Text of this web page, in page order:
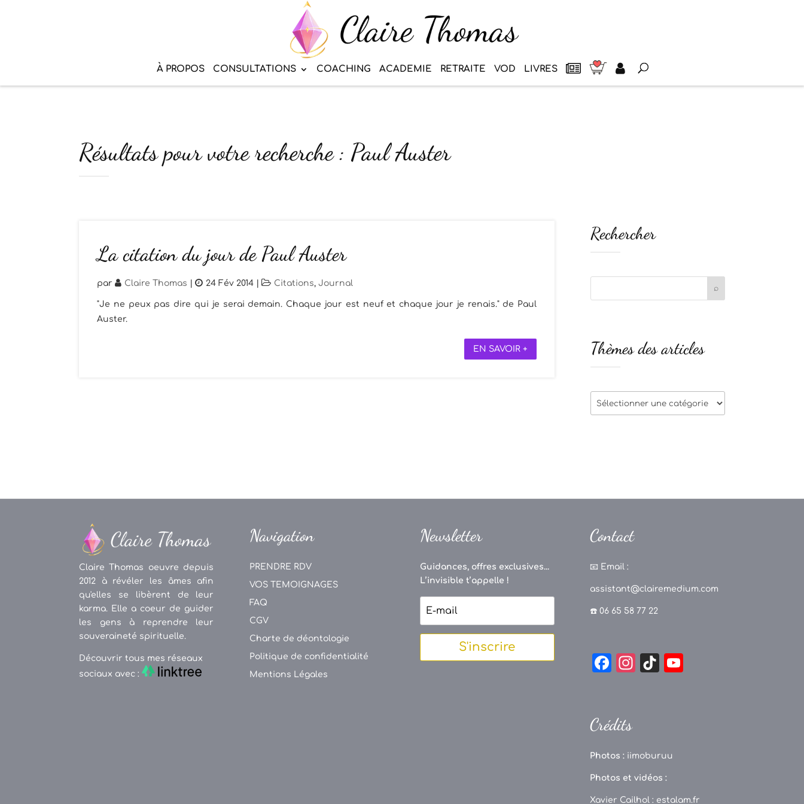
À PROPOS CONSULTATIONS COACHING ACADEMIE RETRAITE VOD LIVRES
Résultats pour votre recherche : Paul Auster
La citation du jour de Paul Auster
par Claire Thomas | 24 Fév 2014 | Citations, Journal
"Je ne peux pas dire qui je serai demain. Chaque jour est neuf et chaque jour je renais." de Paul
Auster.
EN SAVOIR +
Rechercher
Thèmes des articles
Thèmes
des
Claire Thomas oeuvre depuis
2012 à révéler les âmes afin
qu'elles se libèrent de leur
karma. Elle a coeur de guider
les gens à reprendre leur
souveraineté spirituelle.
Découvrir tous mes réseaux
sociaux avec :
Navigation
PRENDRE RDV
VOS TEMOIGNAGES
FAQ
CGV
Charte de déontologie
Politique de confidentialité
Mentions Légales
Newsletter
Guidances, offres exclusives...
L’invisible t’appelle !
S'inscrire
Contact
📧 Email :
assistant@clairemedium.com
☎️ 06 65 58 77 22
F
e
o
o
k
In
a
m
Ti
C
Crédits
Photos : iimoburuu
Photos et vidéos :
Xavier Cailhol : estalam.fr